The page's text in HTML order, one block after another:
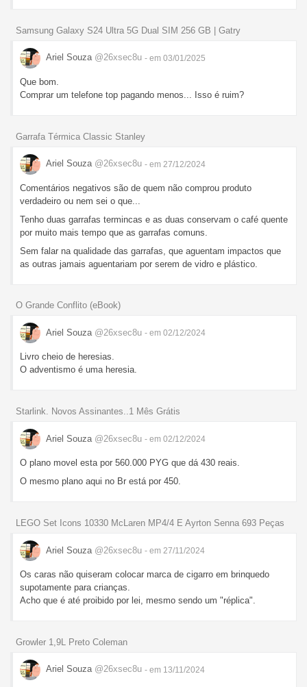
Samsung Galaxy S24 Ultra 5G Dual SIM 256 GB | Gatry
Ariel Souza @26xsec8u - em 03/01/2025
Que bom.
Comprar um telefone top pagando menos... Isso é ruim?
Garrafa Térmica Classic Stanley
Ariel Souza @26xsec8u - em 27/12/2024
Comentários negativos são de quem não comprou produto
verdadeiro ou nem sei o que...
Tenho duas garrafas termincas e as duas conservam o café quente
por muito mais tempo que as garrafas comuns.
Sem falar na qualidade das garrafas, que aguentam impactos que
as outras jamais aguentariam por serem de vidro e plástico.
O Grande Conflito (eBook)
Ariel Souza @26xsec8u - em 02/12/2024
Livro cheio de heresias.
O adventismo é uma heresia.
Starlink. Novos Assinantes..1 Mês Grátis
Ariel Souza @26xsec8u - em 02/12/2024
O plano movel esta por 560.000 PYG que dá 430 reais.
O mesmo plano aqui no Br está por 450.
LEGO Set Icons 10330 McLaren MP4/4 E Ayrton Senna 693 Peças
Ariel Souza @26xsec8u - em 27/11/2024
Os caras não quiseram colocar marca de cigarro em brinquedo
supotamente para crianças.
Acho que é até proibido por lei, mesmo sendo um "réplica".
Growler 1,9L Preto Coleman
Ariel Souza @26xsec8u - em 13/11/2024